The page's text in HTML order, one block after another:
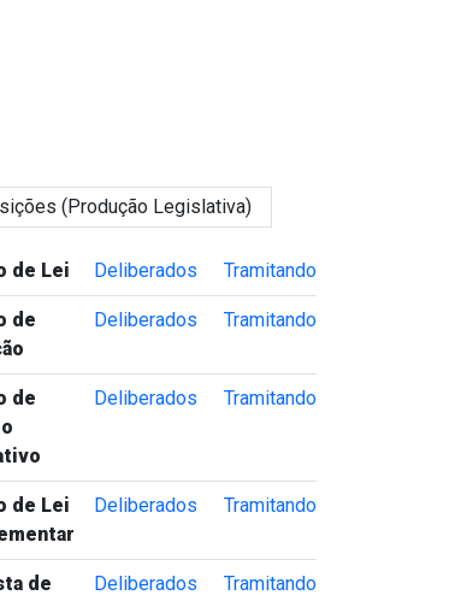
(Produção Legislativa)
Proposição
Deliberadas
Tramitando
de Lei Deliberados Tramitando
de
Deliberados Tramitando
de
Deliberados Tramitando
de Lei
Deliberados Tramitando
de
Deliberados Tramitando